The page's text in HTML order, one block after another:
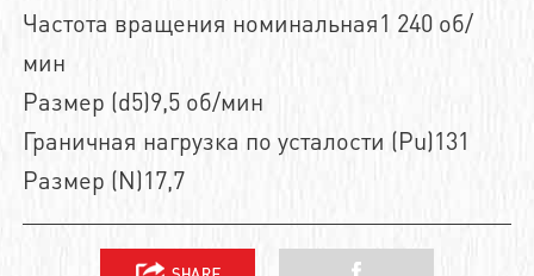
Частота вращения номинальная1 240 об/
мин
Размер (d5)9,5 об/мин
Граничная нагрузка по усталости (Pu)131
Размер (N)17,7